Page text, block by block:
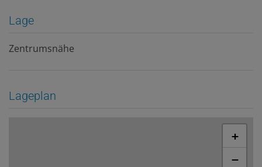
Lage
Zentrumsnähe
Lageplan
+
−